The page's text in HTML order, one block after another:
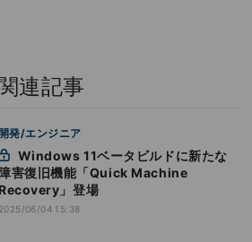
連記事
開発/エンジニア
害復旧機能「Quick Machine
Recovery」登場
2025/06/04 15:38